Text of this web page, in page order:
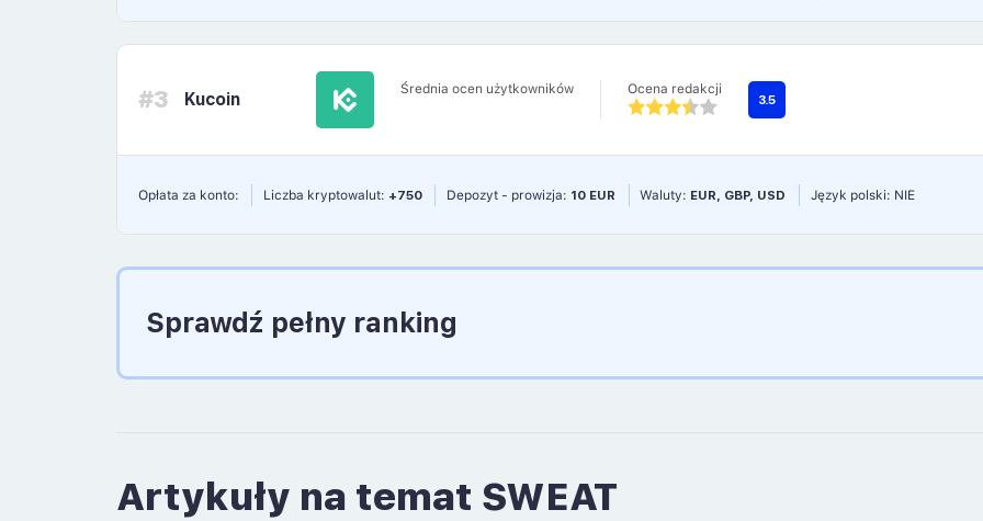
#3 Kucoin Średnia ocen użytkowników Ocena redakcji
3.5
Opłata za konto: Liczba kryptowalut: +750 Depozyt - prowizja: 10 EUR Waluty: EUR, GBP, USD Język polski: NIE
Sprawdź pełny ranking
Artykuły na temat SWEAT